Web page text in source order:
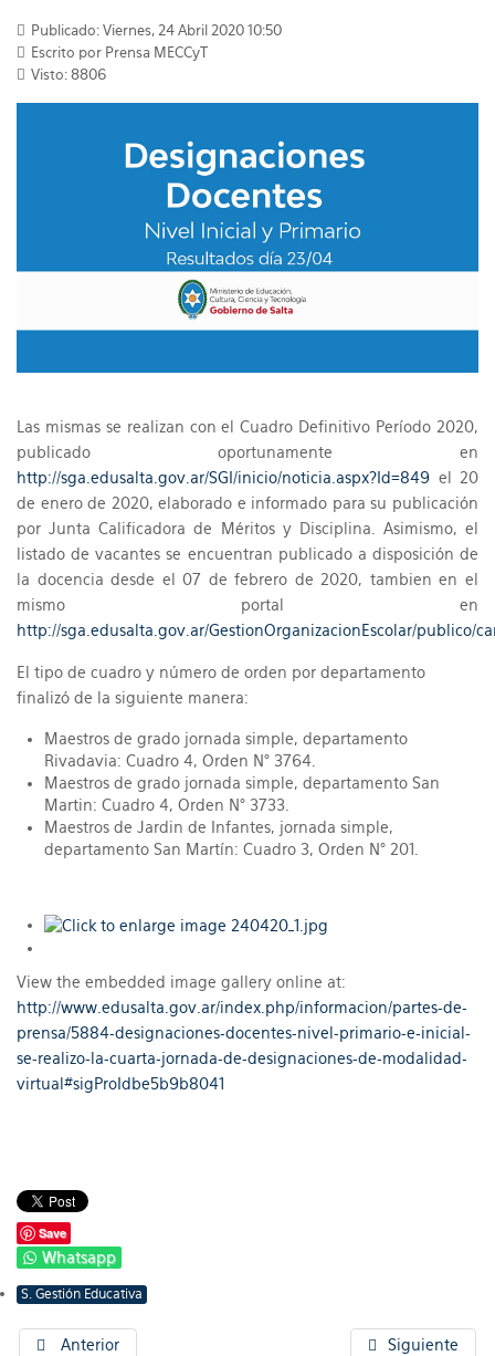
Publicado: Viernes, 24 Abril 2020 10:50
Escrito por Prensa MECCyT
Visto: 8806
Las mismas se realizan con el Cuadro Definitivo Período 2020,
publicado oportunamente en
http://sga.edusalta.gov.ar/SGI/inicio/noticia.aspx?Id=849 el 20
de enero de 2020, elaborado e informado para su publicación
por Junta Calificadora de Méritos y Disciplina. Asimismo, el
listado de vacantes se encuentran publicado a disposición de
la docencia desde el 07 de febrero de 2020, tambien en el
mismo portal en
http://sga.edusalta.gov.ar/GestionOrganizacionEscolar/publico/
El tipo de cuadro y número de orden por departamento
finalizó de la siguiente manera:
Maestros de grado jornada simple, departamento
Rivadavia: Cuadro 4, Orden N° 3764.
Maestros de grado jornada simple, departamento San
Martin: Cuadro 4, Orden N° 3733.
Maestros de Jardin de Infantes, jornada simple,
departamento San Martín: Cuadro 3, Orden N° 201.
View the embedded image gallery online at:
http://www.edusalta.gov.ar/index.php/informacion/partes-de-
prensa/5884-designaciones-docentes-nivel-primario-e-inicial-
se-realizo-la-cuarta-jornada-de-designaciones-de-modalidad-
virtual#sigProIdbe5b9b8041
Save
Whatsapp
S. Gestión Educativa
Anterior Siguiente